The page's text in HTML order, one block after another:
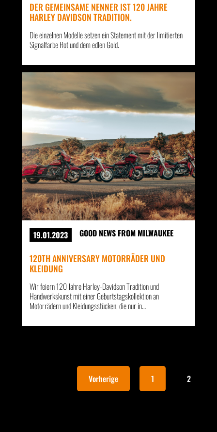
DER GEMEINSAME NENNER IST 120 JAHRE
HARLEY DAVIDSON TRADITION.
Die einzelnen Modelle setzen ein Statement mit der limitierten
Signalfarbe Rot und dem edlen Gold.
19.01.2023 GOOD NEWS FROM MILWAUKEE
120TH ANNIVERSARY MOTORRÄDER UND
KLEIDUNG
Wir feiern 120 Jahre Harley-Davidson Tradition und
Handwerkskunst mit einer Geburtstagskollektion an
Motorrädern und Kleidungsstücken, die nur in…
Vorherige 1 2